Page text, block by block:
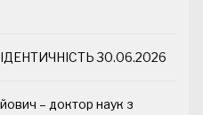
30.06.2026
– доктор наук з